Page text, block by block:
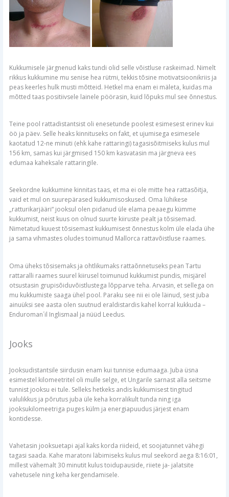
Kukkumisele järgnenud kaks tundi olid selle võistluse raskeimad. Nimelt
rikkus kukkumine mu senise hea rütmi, tekkis tõsine motivatsioonikriis ja
peas keerles hulk musti mõtteid. Hetkel ma enam ei mäleta, kuidas ma
mõtted taas positiivsele lainele pöörasin, kuid lõpuks mul see õnnestus.
Teine pool rattadistantsist oli enesetunde poolest esimesest erinev kui
öö ja päev. Selle heaks kinnituseks on fakt, et ujumisega esimesele
kaotatud 12-ne minuti (ehk kahe rattaringi) tagasisõitmiseks kulus mul
156 km, samas kui järgmised 150 km kasvatasin ma järgneva ees
edumaa kaheksale rattaringile.
Seekordne kukkumine kinnitas taas, et ma ei ole mitte hea rattasõitja,
vaid et mul on suurepärased kukkumisoskused. Oma lühikese
„ratturikarjääri“ jooksul olen pidanud üle elama peaaegu kümme
kukkumist, neist kuus on olnud suurte kiiruste pealt ja tõsisemad.
Nimetatud kuuest tõsisemast kukkumisest õnnestus kolm üle elada ühe
ja sama vihmastes oludes toimunud Mallorca rattavõistluse raames.
Oma üheks tõsisemaks ja ohtlikumaks rattaõnnetuseks pean Tartu
rattaralli raames suurel kiirusel toimunud kukkumist pundis, misjärel
otsustasin grupisõiduvõistlustega lõpparve teha. Arvasin, et sellega on
mu kukkumiste saaga ühel pool. Paraku see nii ei ole läinud, sest juba
ainuüksi see aasta olen suutnud eraldistardis kahel korral kukkuda –
Enduroman´il Inglismaal ja nüüd Leedus.
Jooks
Jooksudistantsile siirdusin enam kui tunnise edumaaga. Juba üsna
esimestel kilomeetritel oli mulle selge, et Ungarile sarnast alla seitsme
tunnist jooksu ei tule. Selleks hetkeks andis kukkumisest tingitud
valulikkus ja põrutus juba üle keha korralikult tunda ning iga
jooksukilomeetriga puges külm ja energiapuudus järjest enam
kontidesse.
Vahetasin jooksuetapi ajal kaks korda riideid, et soojatunnet vähegi
tagasi saada. Kahe maratoni läbimiseks kulus mul seekord aega 8:16:01,
millest vähemalt 30 minutit kulus toidupauside, riiete ja- jalatsite
vahetusele ning keha kergendamisele.